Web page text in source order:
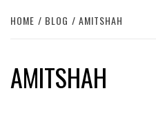
HOME BLOG AMITSHAH
AMITSHAH